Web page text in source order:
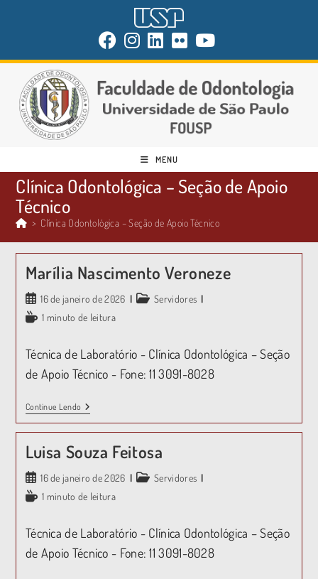
MENU
Clínica Odontológica – Seção de Apoio
Técnico
> Clínica Odontológica – Seção de Apoio Técnico
Marília Nascimento Veroneze
16 de janeiro de 2026
Servidores
1 minuto de leitura
Técnica de Laboratório - Clínica Odontológica – Seção
de Apoio Técnico - Fone: 11 3091-8028
Continue Lendo
Luisa Souza Feitosa
16 de janeiro de 2026
Servidores
1 minuto de leitura
Técnica de Laboratório - Clínica Odontológica – Seção
de Apoio Técnico - Fone: 11 3091-8028